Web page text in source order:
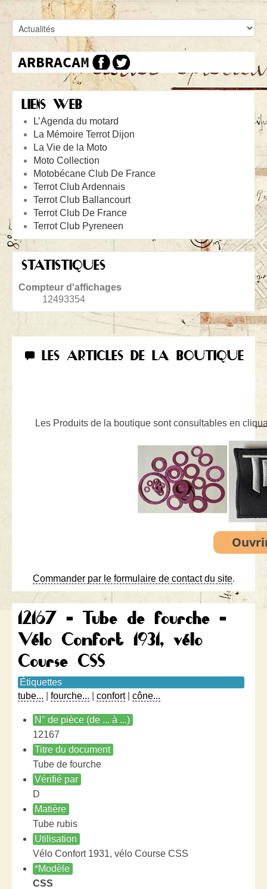
LIENS WEB
L’Agenda du motard
La Mémoire Terrot Dijon
La Vie de la Moto
Moto Collection
Motobécane Club De France
Terrot Club Ardennais
Terrot Club Ballancourt
Terrot Club De France
Terrot Club Pyreneen
STATISTIQUES
Compteur d'affichages
12493354
LES ARTICLES DE LA BOUTIQUE
Les Produits de la boutique sont consultables en
Commander par le formulaire de contact du site.
12167 - Tube de fourche -
Vélo Confort 1931, vélo
Course CSS
Étiquettes
tube...
fourche... confort| cône...
N° de pièce (de ... à ...)
12167
Titre du document
Tube de fourche
Vérifié par
D
Matière
Tube rubis
Utilisation
Vélo Confort 1931, vélo Course CSS
*Modèle
CSS